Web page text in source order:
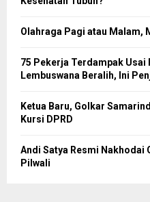
Olahraga Pagi atau Malam,
75 Pekerja Terdampak Usai
Lembuswana Beralih, Ini
Ketua Baru, Golkar
Kursi DPRD
Andi Satya Resmi Nakhodai
Pilwali